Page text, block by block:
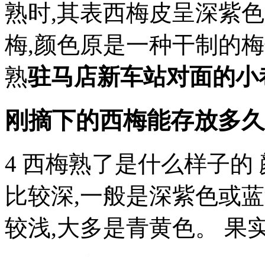
熟时,其表西梅皮呈深紫
梅,颜色原是一种干制的
熟驻马店新车站对面的小
刚摘下的西梅能存放多
4 西梅熟了是什么样子的
比较深,一般是深紫色或
较浅,大多是青黄色。 果